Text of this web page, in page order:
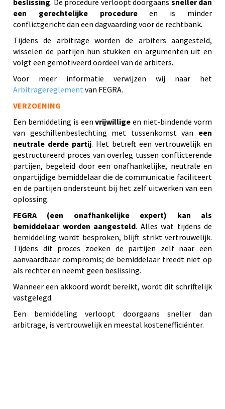
een gerechtelijke procedureen is minder
conflictgericht dan een dagvaarding voor de rechtbank.
Tijdens de arbitrage worden de arbiters aangesteld,
wisselen de partijen hun stukken en argumenten uit en
volgt een gemotiveerd oordeel van de arbiters.
Voor meer informatie verwijzen wij naar het
Arbitragereglement van FEGRA.
VERZOENING
Een bemiddeling is eenvrijwilligeen niet-bindende vorm
van geschillenbeslechting met tussenkomst van een
neutrale derde partij. Het betreft een vertrouwelijk en
gestructureerd proces van overleg tussen conflicterende
partijen, begeleid door een onafhankelijke, neutrale en
onpartijdige bemiddelaar die de communicatie faciliteert
en de partijen ondersteunt bij het zelf uitwerken van een
oplossing.
FEGRA (een onafhankelijke expert) kan als
bemiddelaar worden aangesteld. Alles wat tijdens de
bemiddeling wordt besproken, blijft strikt vertrouwelijk.
Tijdens dit proces zoeken de partijen zelf naar een
aanvaardbaar compromis; de bemiddelaar treedt niet op
als rechter en neemt geen beslissing.
Wanneer een akkoord wordt bereikt, wordt dit schriftelijk
vastgelegd.
Een bemiddeling verloopt doorgaans sneller dan
arbitrage, is vertrouwelijk en meestal kostenefficiënter.